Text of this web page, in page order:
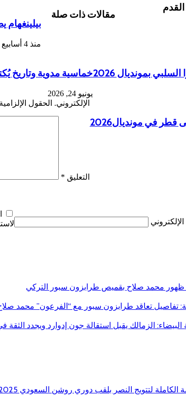
مقالات ذات صلة
بيلينغهام
منذ 4 أسابيع
بمونديال 2026 خماسية مدوية وتاريخ
يونيو 24, 2026
في مونديال2026
الإلكتروني. الحقول
التعليق *
الإلكتروني
تفاصيل تعاقد طرابزون سبور مع “الفرعون” محمد
الزمالك يقبل استقالة جون إدوارد ويجدد الثقة
لتتويج النصر بلقب دوري روشن السعودي 2025-2026